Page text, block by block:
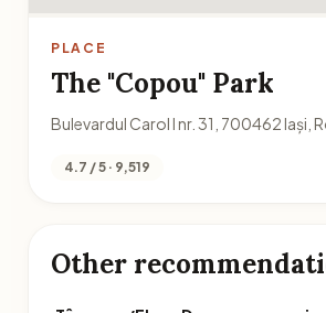
PLACE
The "Copou" Park
Bulevardul Carol I nr. 31, 700462 Iași,
4.7 / 5 · 9,519
Other